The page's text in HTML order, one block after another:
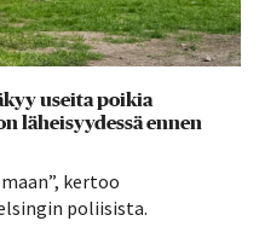
useita poikia
läheisyydessä ennen
kertoo
poliisista.